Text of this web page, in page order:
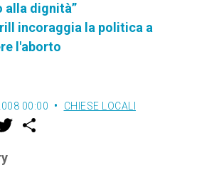
alla dignità”
incoraggia la politica a
l'aborto
00:00 CHIESE LOCALI
w